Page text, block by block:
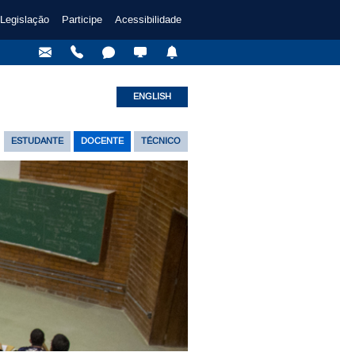
Legislação Participe Acessibilidade
ENGLISH
ESTUDANTE DOCENTE TÉCNICO